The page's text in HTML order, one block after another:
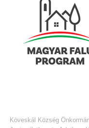
Köveskál Község